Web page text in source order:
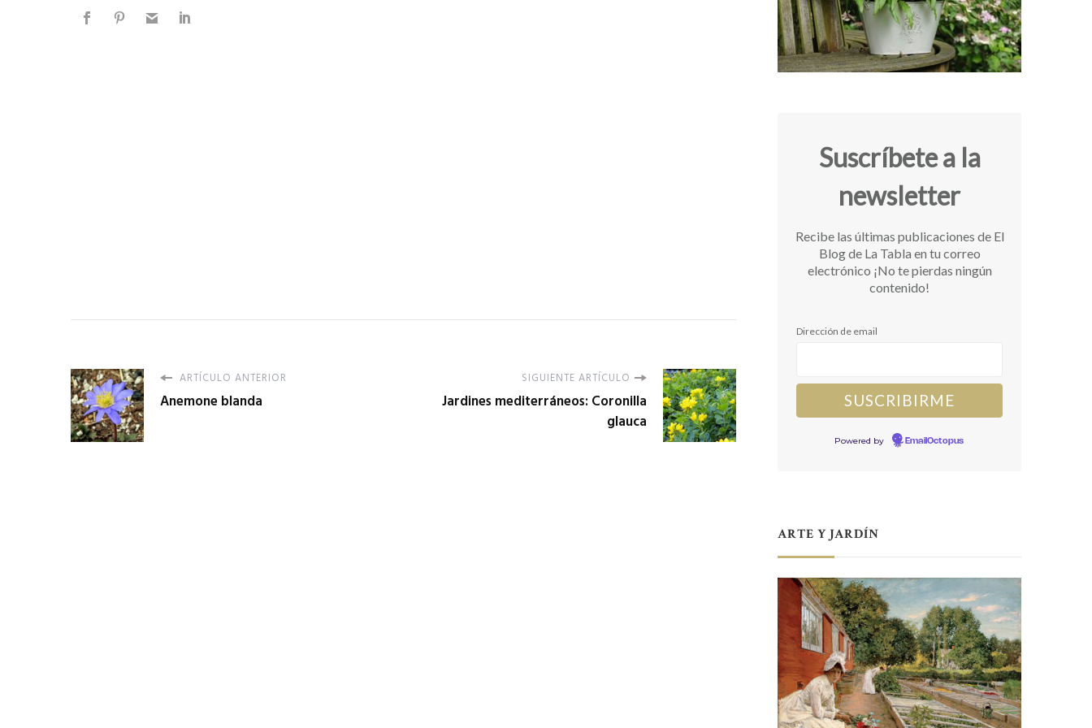
ARTÍCULO ANTERIOR
Anemone blanda
SIGUIENTE ARTÍCULO
Jardines mediterráneos: Coronilla
glauca
Suscríbete a la
newsletter
Recibe las últimas publicaciones de El
Blog de La Tabla en tu correo
electrónico ¡No te pierdas ningún
contenido!
Dirección de email
Powered by EmailOctopus
ARTE Y JARDÍN